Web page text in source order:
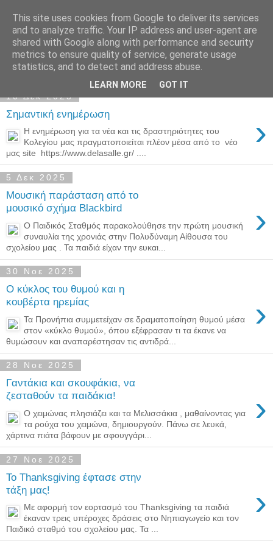
Παιδικός Σταθμός-
Νηπιαγωγείο "ΔΕΛΑΣΑΛ"
10 Δεκ 2025
Σημαντική ενημέρωση ›
Η ενημέρωση για τα νέα και τις δραστηριότητες του
Κολεγίου μας πραγματοποιείται πλέον μέσα από το νέο
μας site https://www.delasalle.gr/ ....
5 Δεκ 2025
Μουσική παράσταση από το
μουσικό σχήμα Blackbird
›
Ο Παιδικός Σταθμός παρακολούθησε την πρώτη μουσική
συναυλία της χρονιάς στην Πολυδύναμη Αίθουσα του
σχολείου μας . Τα παιδιά είχαν την ευκαι...
30 Νοε 2025
Ο κύκλος του θυμού και η
κουβέρτα ηρεμίας
›
Τα Προνήπια συμμετείχαν σε δραματοποίηση θυμού μέσα
στον «κύκλο θυμού», όπου εξέφρασαν τι τα έκανε να
θυμώσουν και αναπαρέστησαν τις αντιδρά...
28 Νοε 2025
Γαντάκια και σκουφάκια, να
ζεσταθούν τα παιδάκια!
›
Ο χειμώνας πλησιάζει και τα Μελισσάκια , μαθαίνοντας για
τα ρούχα του χειμώνα, δημιουργούν. Πάνω σε λευκά,
χάρτινα πιάτα βάφουν με σφουγγάρι...
27 Νοε 2025
Το Thanksgiving έφτασε στην
τάξη μας!
›
Με αφορμή τον εορτασμό του Thanksgiving τα παιδιά
έκαναν τρεις υπέροχες δράσεις στο Νηπιαγωγείο και τον
Παιδικό σταθμό του σχολείου μας. Τα ...
This site uses cookies from Google to deliver its services
and to analyze traffic. Your IP address and user-agent are
shared with Google along with performance and security
metrics to ensure quality of service, generate usage
statistics, and to detect and address abuse.
LEARN MORE GOT IT